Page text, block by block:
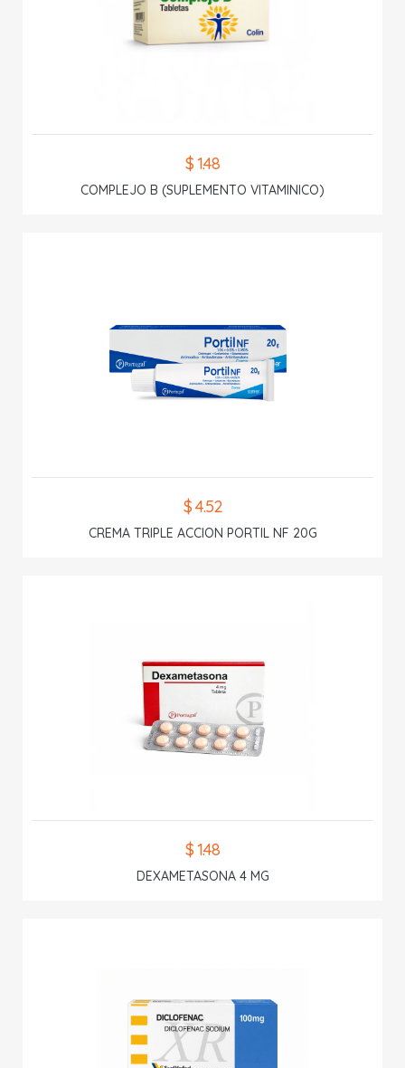
$ 1.48
COMPLEJO B (SUPLEMENTO VITAMINICO)
$ 4.52
CREMA TRIPLE ACCION PORTIL NF 20G
$ 1.48
DEXAMETASONA 4 MG